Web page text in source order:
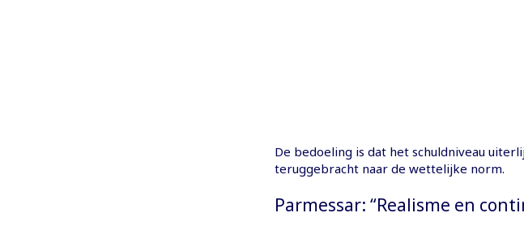
De bedoeling is dat het schuldniveau
teruggebracht naar de wettelijke norm.
Parmessar: “Realisme en